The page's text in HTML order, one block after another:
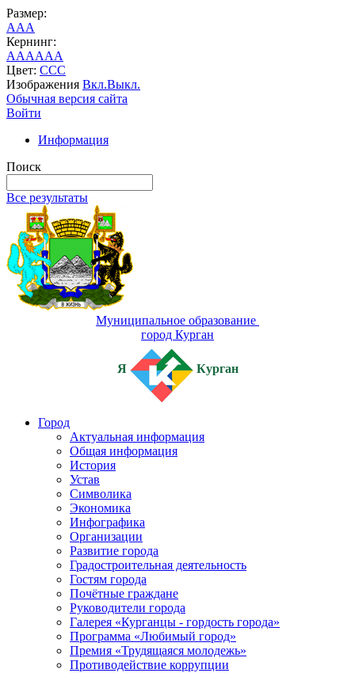
Размер:
AAA
Кернинг:
AAAAAA
Цвет: CCC
Изображения Вкл.Выкл.
Обычная версия сайта
Войти
Информация
Поиск
Все результаты
Муниципальное образование
город Курган
Я Курган
Город
Актуальная информация
Общая информация
История
Устав
Символика
Экономика
Инфографика
Организации
Развитие города
Градостроительная деятельность
Гостям города
Почётные граждане
Руководители города
Галерея «Курганцы - гордость города»
Программа «Любимый город»
Премия «Трудящаяся молодежь»
Противодействие коррупции